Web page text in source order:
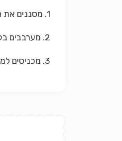
1. מסננים את הליצ'י מקופסת השימורים ושומרים את הנוזל בצד.
2. מערבבים בקערה את המלון והליצ'י, יוצקים מעל את נוזלי השימור, את הברנדי ואת עלי הנענע ומערבבים היטב.
3. מכניסים למקרר למשך שעה ומגישים קר.